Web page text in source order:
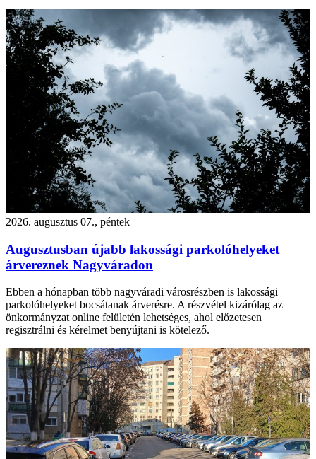
2026. augusztus 07., péntek
Augusztusban újabb lakossági parkolóhelyeket
árvereznek Nagyváradon
Ebben a hónapban több nagyváradi városrészben is lakossági
parkolóhelyeket bocsátanak árverésre. A részvétel kizárólag az
önkormányzat online felületén lehetséges, ahol előzetesen
regisztrálni és kérelmet benyújtani is kötelező.